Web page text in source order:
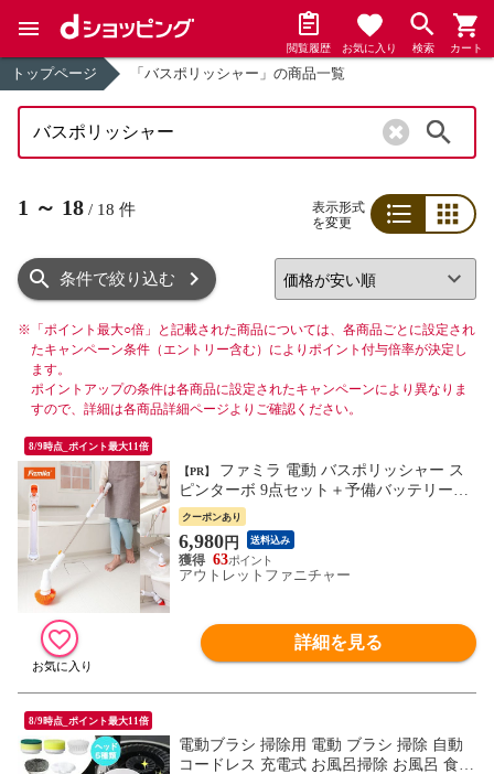
閲覧履歴 お気に入り 検索 カート
トップページ 「バスポリッシャー」の商品一覧
1 ～ 18 / 18 件
表示形式
を変更
条件で絞り込む
※ 「ポイント最大○倍」と記載された商品については、各商品ごとに設定され
たキャンペーン条件（エントリー含む）によりポイント付与倍率が決定し
ます。
ポイントアップの条件は各商品に設定されたキャンペーンにより異なりま
すので、詳細は各商品詳細ページよりご確認ください。
8/9時点_ポイント最大11倍
【PR】
ピンターボ 9点セット＋予備バッテリー付
き お風呂掃除 ブラシ 回転ブラシ 回転 ブ
ラシ 充電 バスブラシ 浴室掃除 高速回転
ステシック型 コードレス
クーポンあり
6,980円 送料込み
63
アウトレットファニチャー
詳細を見る
8/9時点_ポイント最大11倍
電動ブラシ 掃除用 電動 ブラシ 掃除 自動
コードレス 充電式 お風呂掃除 お風呂 食器